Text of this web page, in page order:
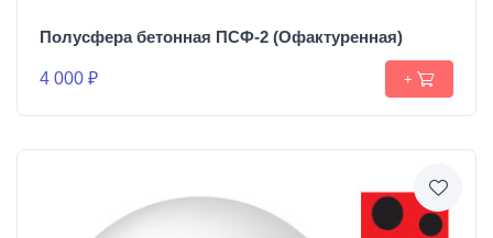
Полусфера бетонная ПСФ-2 (Офактуренная)
4 000 ₽ +